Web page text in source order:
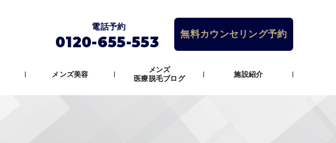
電話予約
0120-655-553 無料カウンセリング予約
メンズ美容
メンズ
医療脱毛ブログ
施設紹介